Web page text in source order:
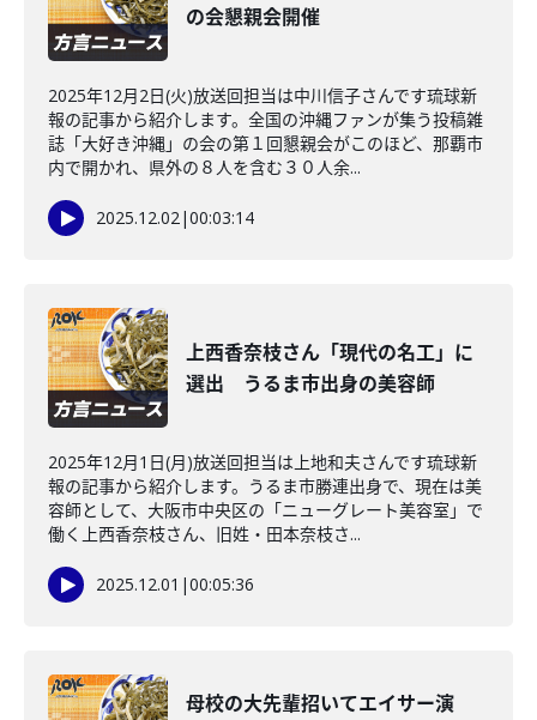
の会懇親会開催
2025年12月2日(火)放送回担当は中川信子さんです琉球新
報の記事から紹介します。全国の沖縄ファンが集う投稿雑
誌「大好き沖縄」の会の第１回懇親会がこのほど、那覇市
内で開かれ、県外の８人を含む３０人余...
2025.12.02|00:03:14
上西香奈枝さん「現代の名工」に
選出 うるま市出身の美容師
2025年12月1日(月)放送回担当は上地和夫さんです琉球新
報の記事から紹介します。うるま市勝連出身で、現在は美
容師として、大阪市中央区の「ニューグレート美容室」で
働く上西香奈枝さん、旧姓・田本奈枝さ...
2025.12.01 |00:05:36
母校の大先輩招いてエイサー演